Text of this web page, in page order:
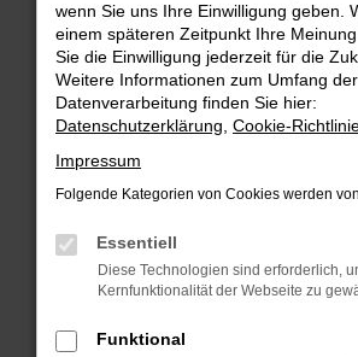
Beim Laden ist ein Fehler
Hier sind ein paar Tipps, die dir
Überprüfe deine Firewall und
Internetverbindung.
Laden andere Webseiten, zum
Suchmaschine?
Prüfe deine
Manche Erweiterungen, wie
können das Laden bestimmter
verhindern. Funktioniert die Seite
Fenster?
wenn Sie uns Ihre Einwilligung geben.
einem späteren Zeitpunkt Ihre
Sie die Einwilligung jederzeit für die
Weitere Informationen zum Umfang der
Datenverarbeitung finden Sie hier:
Datenschutzerklärung Cookie-
Impressum
Folgende Kategorien von Cookies werden
Essentiell
Diese Technologien sind erforderlich,
Kernfunktionalität der Webseite zu
Funktional